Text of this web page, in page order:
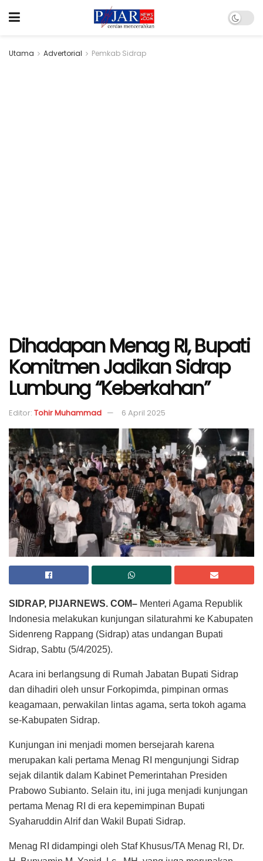
Utama Advertorial Pemkab Sidrap
Dihadapan Menag RI, Bupati
Komitmen Jadikan Sidrap
Lumbung “Keberkahan”
Editor: Tohir Muhammad 6 April 2025
SIDRAP, PIJARNEWS. COM– Menteri Agama Republik
Indonesia melakukan kunjungan silaturahmi ke Kabupaten
Sidenreng Rappang (Sidrap) atas undangan Bupati
Sidrap, Sabtu (5/4/2025).
Acara ini berlangsung di Rumah Jabatan Bupati Sidrap
dan dihadiri oleh unsur Forkopimda, pimpinan ormas
keagamaan, perwakilan lintas agama, serta tokoh agama
se-Kabupaten Sidrap.
Kunjungan ini menjadi momen bersejarah karena
merupakan kali pertama Menag RI mengunjungi Sidrap
sejak dilantik dalam Kabinet Pemerintahan Presiden
Prabowo Subianto. Selain itu, ini juga menjadi kunjungan
pertama Menag RI di era kepemimpinan Bupati
Syaharuddin Alrif dan Wakil Bupati Sidrap.
Menag RI didampingi oleh Staf Khusus/TA Menag RI, Dr.